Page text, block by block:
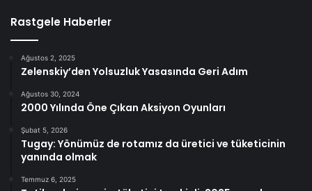
Rastgele Haberler
Ağustos 2, 2025
Zelenskiy’den Yolsuzluk Yasasında Geri Adım
Ağustos 30, 2024
2000 Yılında Öne Çıkan Aksiyon Oyunları
Şubat 5, 2026
Tugay: Yönümüz de rotamız da üretici ve tüketicinin
yanında olmak
Temmuz 6, 2025